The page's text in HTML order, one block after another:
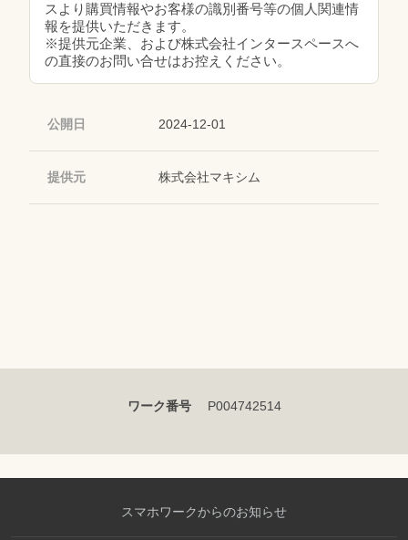
スより購買情報やお客様の識別番号等の個人関連情
報を提供いただきます。
※提供元企業、および株式会社インタースペースへ
の直接のお問い合せはお控えください。
公開日 2024-12-01
提供元 株式会社マキシム
ワーク番号 P004742514
スマホワークからのお知らせ